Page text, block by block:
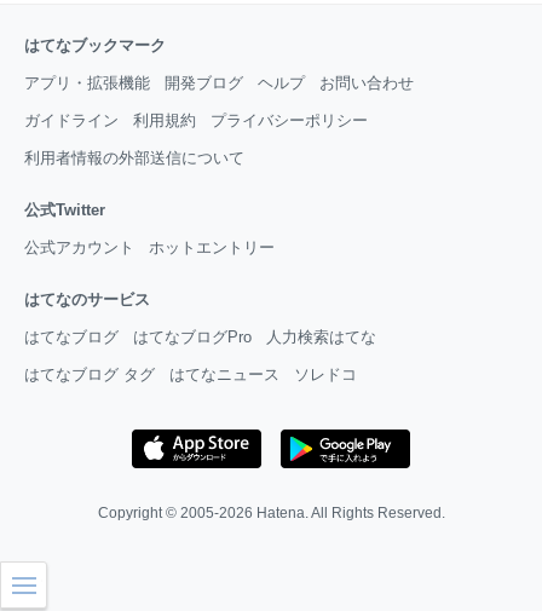
はてなブックマーク
アプリ・拡張機能 開発ブログ ヘルプ お問い合わせ
ガイドライン 利用規約 プライバシーポリシー
利用者情報の外部送信について
公式Twitter
公式アカウント ホットエントリー
はてなのサービス
はてなブログ はてなブログPro 人力検索はてな
はてなブログ タグ はてなニュース ソレドコ
Copyright © 2005-2026 Hatena. All Rights Reserved.